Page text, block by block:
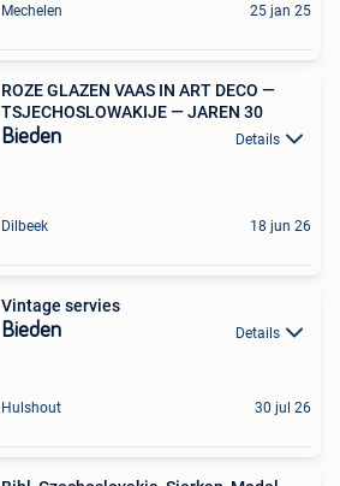
Mechelen 25 jan 25
ROZE GLAZEN VAAS IN ART DECO —
TSJECHOSLOWAKIJE — JAREN 30
Bieden Details
Dilbeek 18 jun 26
Vintage servies
Bieden Details
Hulshout 30 jul 26